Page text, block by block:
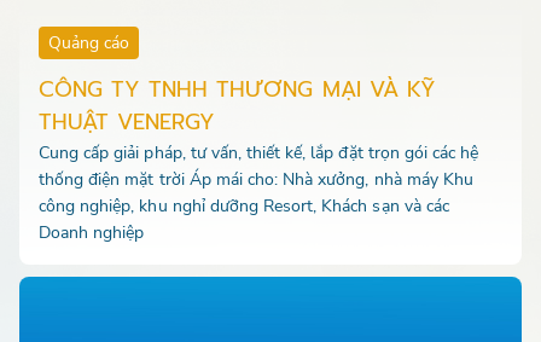
Quảng cáo
CÔNG TY TNHH THƯƠNG MẠI VÀ KỸ
THUẬT VENERGY
Cung cấp giải pháp, tư vấn, thiết kế, lắp đặt trọn gói các hệ
thống điện mặt trời Áp mái cho: Nhà xưởng, nhà máy Khu
công nghiệp, khu nghỉ dưỡng Resort, Khách sạn và các
Doanh nghiệp